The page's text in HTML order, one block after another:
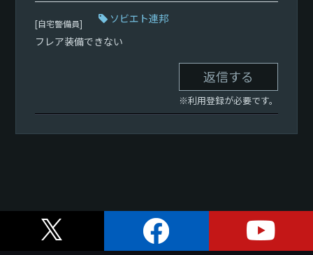
[自宅警備員]
ソビエト連邦
フレア装備できない
返信する
※利用登録が必要です。